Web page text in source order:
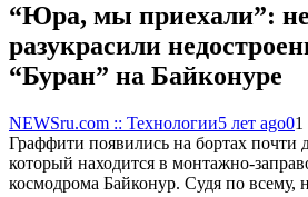
“Юра, мы приехали”:
разукрасили
“Буран” на Байконуре
NEWSru.com :: Технологии5 лет ago01
Граффити появились на бортах почти
который находится в монтажно-
космодрома Байконур. Судя по всему,